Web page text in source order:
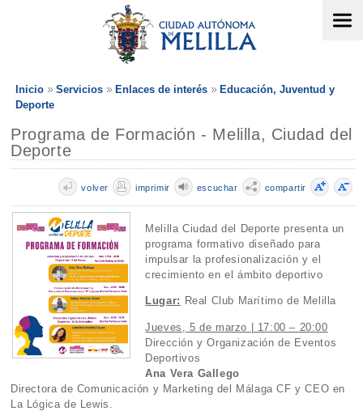
Inicio Servicios Enlaces de interés
Educación, Juventud y
Deporte
Programa de Formación - Melilla, Ciudad del
Deporte
compartir
escuchar
imprimir
volver
Melilla Ciudad del Deporte presenta un
programa formativo diseñado para
impulsar la profesionalización y el
crecimiento en el ámbito deportivo
Lugar: Real Club Marítimo de Melilla
Jueves, 5 de marzo | 17:00 – 20:00
Dirección y Organización de Eventos
Deportivos
Ana Vera Gallego
Directora de Comunicación y Marketing del Málaga CF y CEO en
La Lógica de Lewis.